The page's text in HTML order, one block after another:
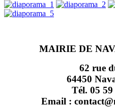
MAIRIE DE
62 rue
64450
Tél. 05
Email :